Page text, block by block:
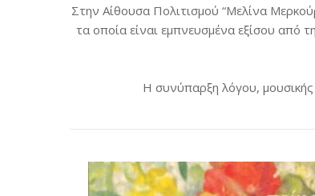
Στην Αίθουσα Πολιτισμού “Μελίνα
τα οποία είναι εμπνευσμένα εξίσου από
Η συνύπαρξη λόγου, μουσικής